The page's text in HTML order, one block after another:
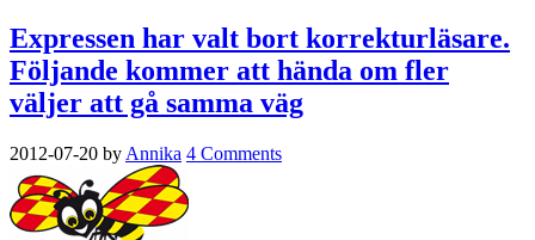
Expressen har valt bort korrekturläsare.
Följande kommer att hända om fler
väljer att gå samma väg
2012-07-20 by Annika 4 Comments